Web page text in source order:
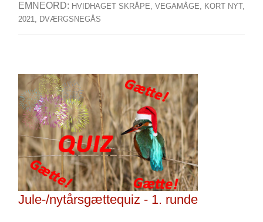
EMNEORD: HVIDHAGET SKRÅPE, VEGAMÅGE, KORT NYT,
2021, DVÆRGSNEGÅS
Jule-/nytårsgættequiz - 1. runde